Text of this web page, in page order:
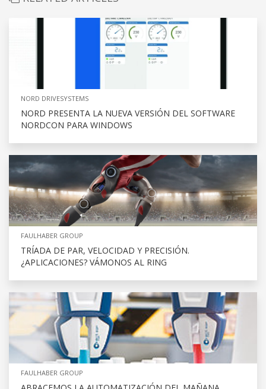
NORD DRIVESYSTEMS
NORD PRESENTA LA NUEVA VERSIÓN DEL SOFTWARE
NORDCON PARA WINDOWS
FAULHABER GROUP
TRÍADA DE PAR, VELOCIDAD Y PRECISIÓN.
¿APLICACIONES? VÁMONOS AL RING
FAULHABER GROUP